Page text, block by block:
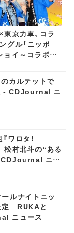
東京力車、コラ
グル「ニッポ
ョイ～コラボバ
」発表 MVも
カルテットで
- CDJournal ニ
ワロタ！
村北斗の“ある
CDJournal ニュ
ルナイトニッ
定 RUKAと
ニュース